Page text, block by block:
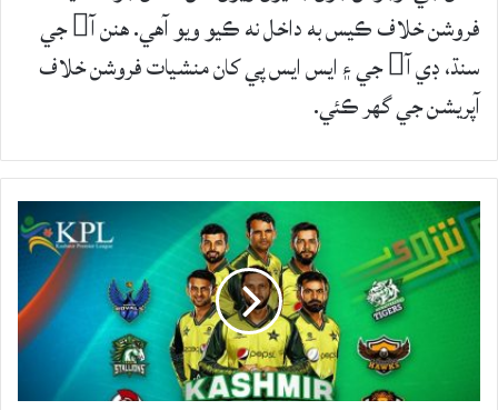
فروشن خلاف ڪيس به داخل نه ڪيو ويو آهي. هنن آ جي
سنڌ، ڊي آ جي ۽ ايس ايس پي کان منشيات فروشن خلاف
آپريشن جي گهر ڪئي.